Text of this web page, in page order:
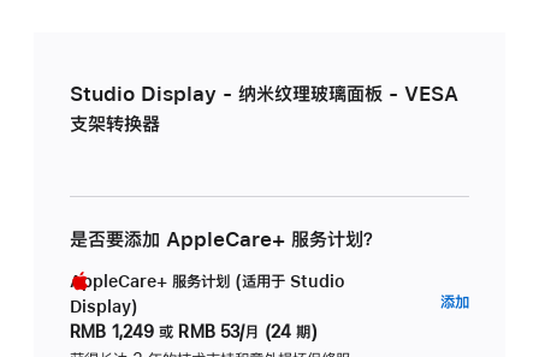
Studio Display - 纳米纹理玻璃面板 - VESA
支架转换器
是否要添加 AppleCare+ 服务计划？
AppleCare+ 服务计划 (适用于 Studio
Display)
RMB 1,249 或 RMB 53/月 (24 期)
添加